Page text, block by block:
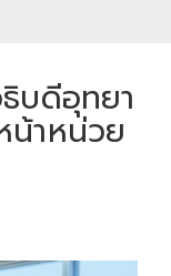
บดีอุทยา
น้าหน่วย